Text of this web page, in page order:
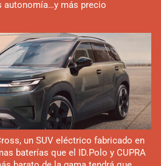
autonomía…y más precio
un SUV eléctrico fabricado en
baterías que el ID.Polo y CUPRA